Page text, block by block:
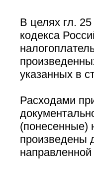
В целях гл.
кодекса
указанных в
Расходами
(понесенные)
произведены